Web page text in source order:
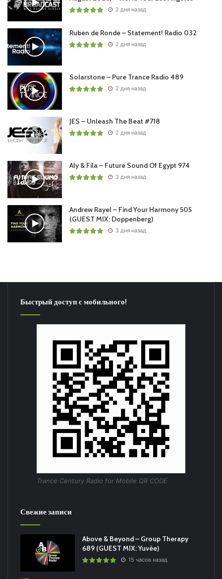
33. Aurora ft. Naimee Coleman – Sleeping Satellite
(Super8 Remix) | MULTIPLY
Понравился выпуск?
Пользовательская оценка:
2 дня назад
Ruben de Ronde – Statement! Radio 032
2 дня назад
Solarstone – Pure Trance Radio 489
2 дня назад
JES – Unleash The Beat #718
2 дня назад
Aly & Fila – Future Sound Of Egypt 974
3 дня назад
Andrew Rayel – Find Your Harmony 505
(GUEST MIX: Doppenberg)
3 дня назад
Быстрый доступ с мобильного!
Trance Century Radio for Mobile QR CODE
Свежие записи
Above & Beyond – Group Therapy
689 (GUEST MIX: Yuvèe)
15 часов назад